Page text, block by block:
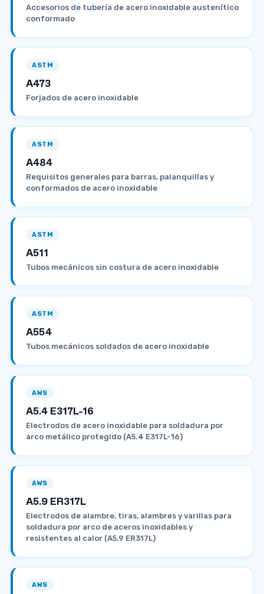
Accesorios de tubería de acero inoxidable austenítico
conformado
ASTM
A473
Forjados de acero inoxidable
ASTM
A484
Requisitos generales para barras, palanquillas y
conformados de acero inoxidable
ASTM
A511
Tubos mecánicos sin costura de acero inoxidable
ASTM
A554
Tubos mecánicos soldados de acero inoxidable
AWS
A5.4 E317L-16
Electrodos de acero inoxidable para soldadura por
arco metálico protegido (A5.4 E317L-16)
AWS
A5.9 ER317L
Electrodos de alambre, tiras, alambres y varillas para
soldadura por arco de aceros inoxidables y
resistentes al calor (A5.9 ER317L)
AWS